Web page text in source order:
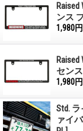
Raised
ンス
1,980円
Raised
セン
1,980円
Std.
ァイ